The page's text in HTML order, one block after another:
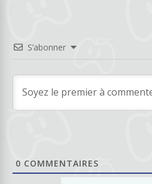
S’abonner
0 COMMENTAIRES